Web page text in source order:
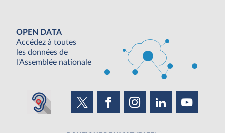
OPEN DATA
Accédez à toutes
les données de
l'Assemblée nationale